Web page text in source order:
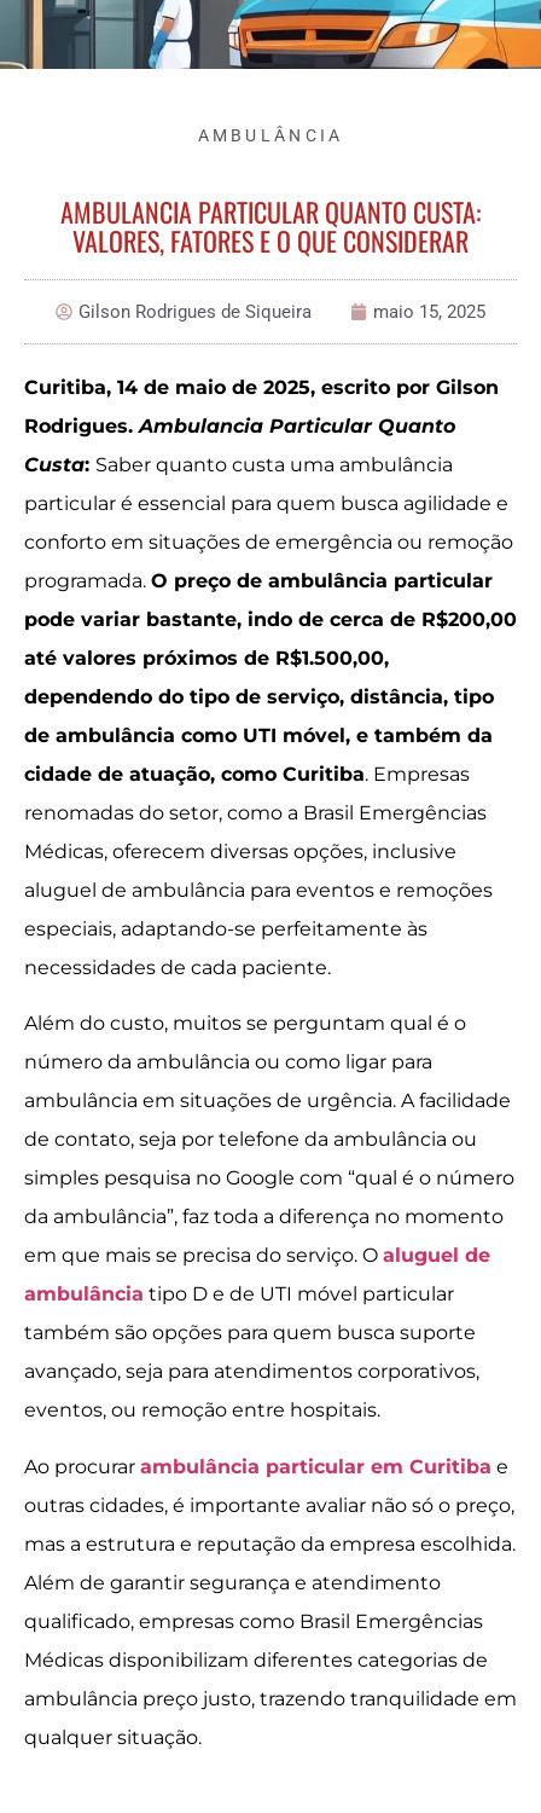
AMBULÂNCIA
AMBULANCIA PARTICULAR QUANTO CUSTA:
VALORES, FATORES E O QUE CONSIDERAR
Gilson Rodrigues de Siqueira maio 15, 2025
Curitiba, 14 de maio de 2025, escrito por Gilson
Rodrigues.Ambulancia Particular Quanto
Custa: Saber quanto custa uma ambulância
particular é essencial para quem busca agilidade e
conforto em situações de emergência ou remoção
programada. O preço de ambulância particular
pode variar bastante, indo de cerca de R$200,00
até valores próximos de R$1.500,00,
dependendo do tipo de serviço, distância, tipo
de ambulância como UTI móvel, e também da
cidade de atuação, como Curitiba. Empresas
renomadas do setor, como a Brasil Emergências
Médicas, oferecem diversas opções, inclusive
aluguel de ambulância para eventos e remoções
especiais, adaptando-se perfeitamente às
necessidades de cada paciente.
Além do custo, muitos se perguntam qual é o
número da ambulância ou como ligar para
ambulância em situações de urgência. A facilidade
de contato, seja por telefone da ambulância ou
simples pesquisa no Google com “qual é o número
da ambulância”, faz toda a diferença no momento
em que mais se precisa do serviço. O aluguel de
ambulância tipo D e de UTI móvel particular
também são opções para quem busca suporte
avançado, seja para atendimentos corporativos,
eventos, ou remoção entre hospitais.
Ao procurar ambulância particular em Curitiba e
outras cidades, é importante avaliar não só o preço,
mas a estrutura e reputação da empresa escolhida.
Além de garantir segurança e atendimento
qualificado, empresas como Brasil Emergências
Médicas disponibilizam diferentes categorias de
ambulância preço justo, trazendo tranquilidade em
qualquer situação.